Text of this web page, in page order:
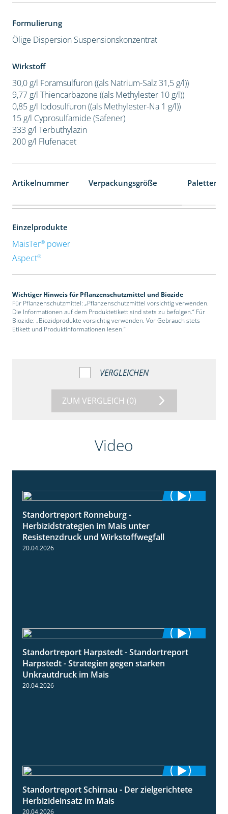
Formulierung
Ölige Dispersion Suspensionskonzentrat
Wirkstoff
30,0 g/l Foramsulfuron ((als Natrium-Salz 31,5 g/l))
9,77 g/l Thiencarbazone ((als Methylester 10 g/l))
0,85 g/l Iodosulfuron ((als Methylester-Na 1 g/l))
15 g/l Cyprosulfamide (Safener)
333 g/l Terbuthylazin
200 g/l Flufenacet
Artikelnummer Verpackungsgröße
Einzelprodukte
MaisTer®power
Aspect®
Wichtiger Hinweis für Pflanzenschutzmittel und Biozide
Für Pflanzenschutzmittel: „Pflanzenschutzmittel vorsichtig verwenden.
Die Informationen auf dem Produktetikett sind stets zu befolgen.“ Für
Biozide: „Biozidprodukte vorsichtig verwenden. Vor Gebrauch stets
Etikett und Produktinformationen lesen.“
VERGLEICHEN
ZUM VERGLEICH (0)
Video
Standortreport Ronneburg -
Herbizidstrategien im Mais unter
Resistenzdruck und Wirkstoffwegfall
20.04.2026
9:11
Standortreport Harpstedt - Standortreport
Harpstedt - Strategien gegen starken
Unkrautdruck im Mais
20.04.2026
9:27
Standortreport Schirnau - Der zielgerichtete
Herbizideinsatz im Mais
20.04.2026